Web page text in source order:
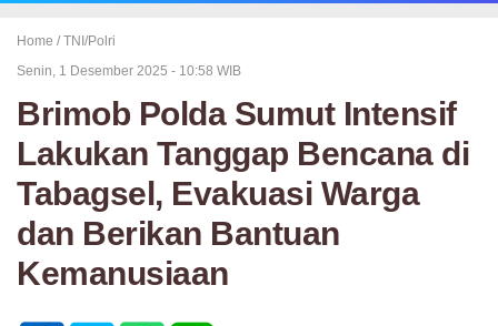
Home / TNI/Polri
Senin, 1 Desember 2025 - 10:58 WIB
Brimob Polda Sumut Intensif
Lakukan Tanggap Bencana di
Tabagsel, Evakuasi Warga
dan Berikan Bantuan
Kemanusiaan